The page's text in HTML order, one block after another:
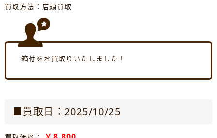
買取方法：店頭買取
箱付をお買取りいたしました！
■買取日：2025/10/25